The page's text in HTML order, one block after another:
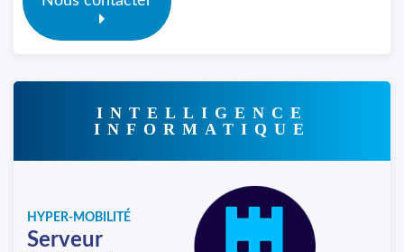
INTELLIGENCE
INFORMATIQUE
HYPER-MOBILITÉ
Serveur